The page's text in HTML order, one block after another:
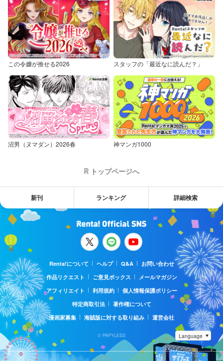
この令嬢が推せる2026 スタッフの「最近なに読んだ？」
沼男（ヌマダン）2026春 神マンガ1000
トップページへ
新刊 ランキング 詳細検索
Renta!について ヘルプ Q&A
お問い合わせ
作品リクエスト
ご意見ボックス
メールマガジン
アフィリエイト
利用規約
個人情報保護ポリシー
特定商取引法
著作権について
漫画家募集
海賊版に対する取り組み 運営会社
© PAPYLESS